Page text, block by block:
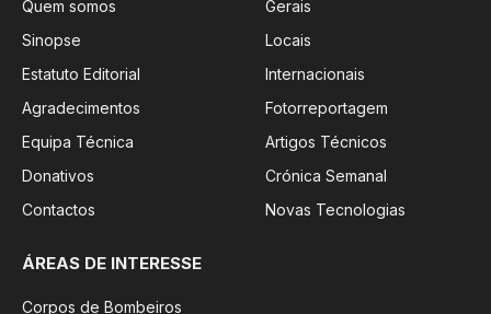
Quem somos
Sinopse
Estatuto Editorial
Agradecimentos
Equipa Técnica
Donativos
Contactos
Gerais
Locais
Internacionais
Fotorreportagem
Artigos Técnicos
Crónica Semanal
Novas Tecnologias
ÁREAS DE INTERESSE
Corpos de Bombeiros